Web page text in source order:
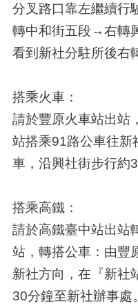
分叉路口靠左繼續
轉中和街五段→右轉
看到新社分駐所後右
搭乘火車：
請於豐原火車站出站
站搭乘91路公車往新
車，沿興社街步行約
搭乘高鐵：
請於高鐵臺中站出站
站，轉搭公車：由豐
新社方向，在『新社
30分鐘至新社辦事處。